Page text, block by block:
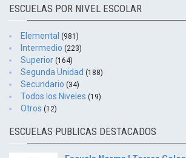
ESCUELAS POR NIVEL ESCOLAR
Elemental (981)
Intermedio (223)
Superior (164)
Segunda Unidad (188)
Secundario (34)
Todos los Niveles (19)
Otros (12)
ESCUELAS PUBLICAS DESTACADOS